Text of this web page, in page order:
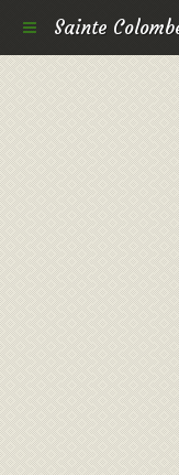
Sainte